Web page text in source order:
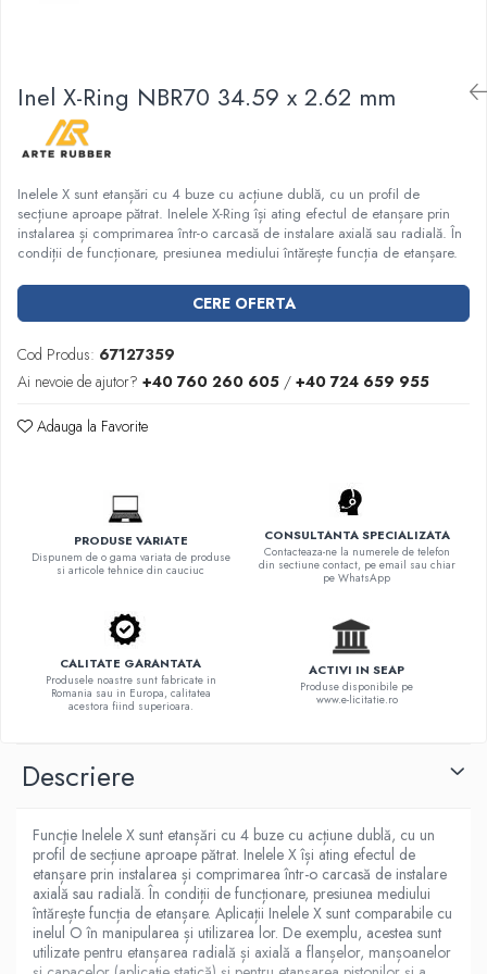
Pentru etansari cu gauri de trecere a
prezoanelor (full face) conform DIN
86071
Pentru flanse plate cu umar (RF) conform
DIN 2690
Inel X-Ring NBR70 34.59 x 2.62 mm
Inelele X sunt etanșări cu 4 buze cu acțiune dublă, cu un profil de
secțiune aproape pătrat. Inelele X-Ring își ating efectul de etanșare prin
instalarea și comprimarea într-o carcasă de instalare axială sau radială. În
condiții de funcționare, presiunea mediului întărește funcția de etanșare.
CERE OFERTA
Cod Produs: 67127359
Ai nevoie de ajutor? +40 760 260 605 / +40 724 659 955
Adauga la Favorite
PRODUSE VARIATE
Dispunem de o gama variata de produse
si articole tehnice din cauciuc
CONSULTANTA SPECIALIZATA
Contacteaza-ne la numerele de telefon
din sectiune contact, pe email sau chiar
pe WhatsApp
CALITATE GARANTATA
Produsele noastre sunt fabricate in
Romania sau in Europa, calitatea
acestora fiind superioara.
ACTIVI IN SEAP
Produse disponibile pe
www.e-licitatie.ro
Descriere
Funcţie Inelele X sunt etanșări cu 4 buze cu acțiune dublă, cu un
profil de secțiune aproape pătrat. Inelele X își ating efectul de
etanșare prin instalarea și comprimarea într-o carcasă de instalare
axială sau radială. În condiții de funcționare, presiunea mediului
întărește funcția de etanșare. Aplicații Inelele X sunt comparabile cu
inelul O în manipularea și utilizarea lor. De exemplu, acestea sunt
utilizate pentru etanșarea radială și axială a flanșelor, manșoanelor